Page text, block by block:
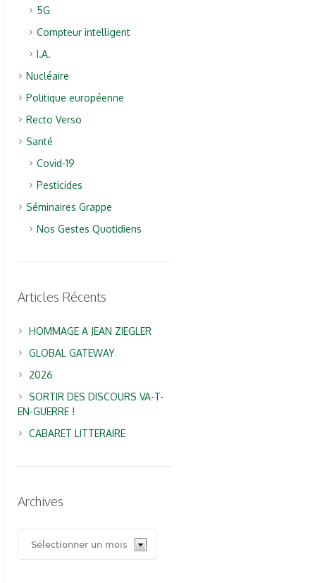
5G
Compteur intelligent
I.A.
Nucléaire
Politique européenne
Recto Verso
Santé
Covid-19
Pesticides
Séminaires Grappe
Nos Gestes Quotidiens
Articles Récents
HOMMAGE A JEAN ZIEGLER
GLOBAL GATEWAY
2026
SORTIR DES DISCOURS VA-T-
EN-GUERRE !
CABARET LITTERAIRE
Archives